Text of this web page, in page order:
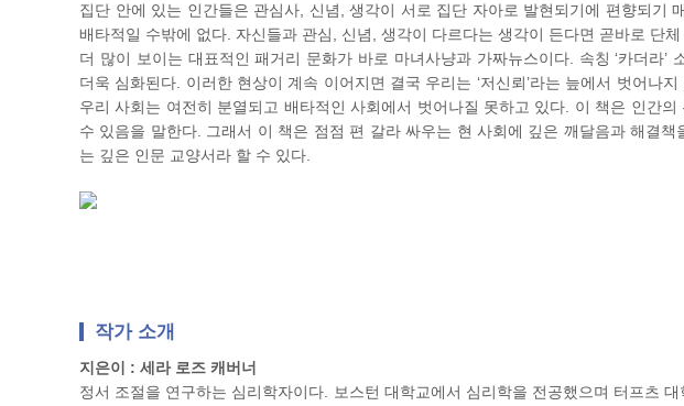
집단 안에 있는 인간들은 관심사, 신념, 생각이 서로 집단 자아로 발현되기에 편향되기
배타적일 수밖에 없다. 자신들과 관심, 신념, 생각이 다르다는 생각이 든다면 곧바로 단
더 많이 보이는 대표적인 패거리 문화가 바로 마녀사냥과 가짜뉴스이다. 속칭 ‘카더라
더욱 심화된다. 이러한 현상이 계속 이어지면 결국 우리는 ‘저신뢰’라는 늪에서 벗어나
우리 사회는 여전히 분열되고 배타적인 사회에서 벗어나질 못하고 있다. 이 책은 인간
수 있음을 말한다. 그래서 이 책은 점점 편 갈라 싸우는 현 사회에 깊은 깨달음과 해결
는 깊은 인문 교양서라 할 수 있다.
작가 소개
지은이 : 세라 로즈 캐버너
정서 조절을 연구하는 심리학자이다. 보스턴 대학교에서 심리학을 전공했으며 터프츠